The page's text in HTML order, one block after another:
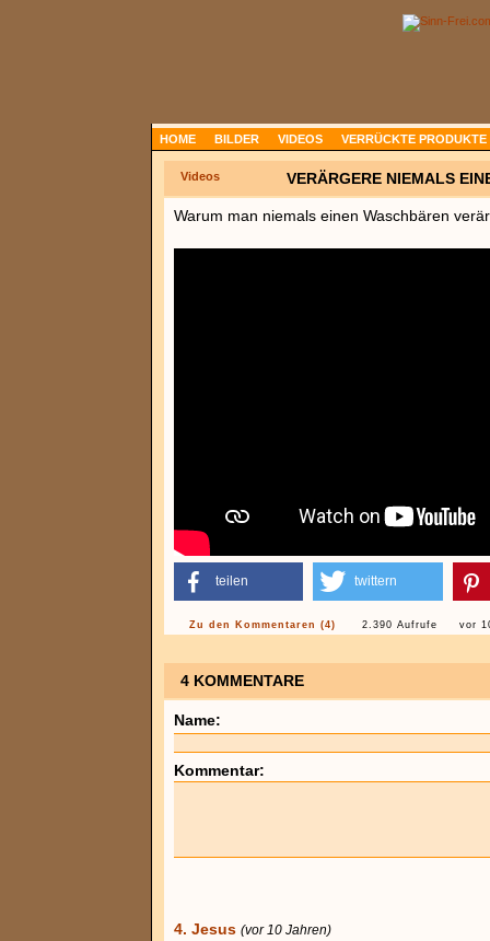
HOME BILDER VIDEOS VERRÜCKTE PRODUKTE
Videos VERÄRGERE NIEMALS
Warum man niemals einen Waschbären
teilen twittern
Zu den Kommentaren (4) 2.390 Aufrufe vor
4 KOMMENTARE
Name:
Kommentar:
4. Jesus (vor 10 Jahren)